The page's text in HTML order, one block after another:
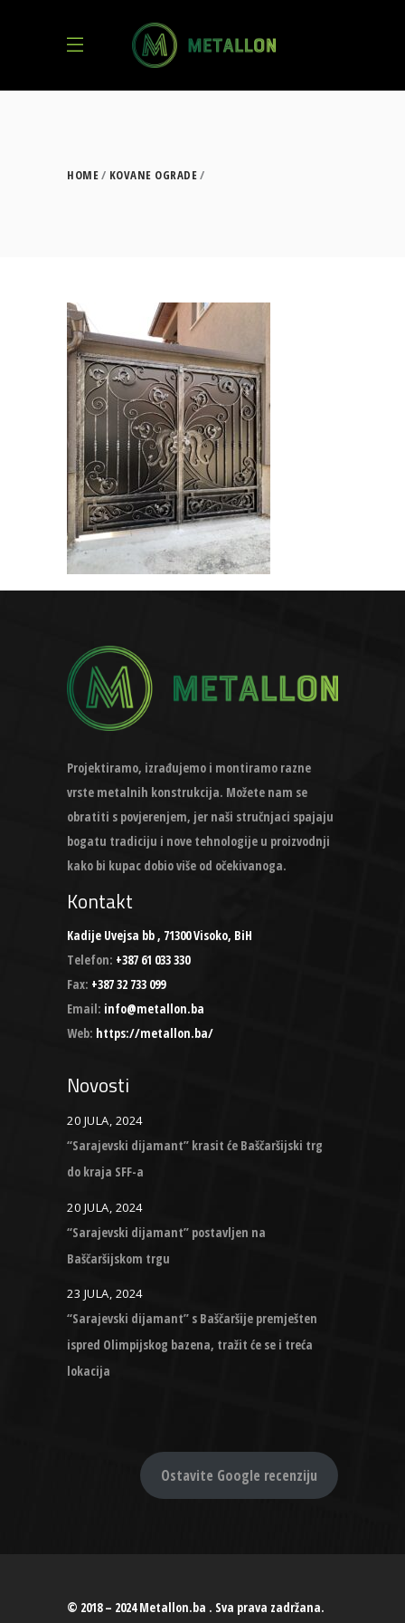
HOME KOVANE OGRADE
Projektiramo, izrađujemo i montiramo razne
vrste metalnih konstrukcija. Možete nam se
obratiti s povjerenjem, jer naši stručnjaci spajaju
bogatu tradiciju i nove tehnologije u proizvodnji
kako bi kupac dobio više od očekivanoga.
Kontakt
Kadije Uvejsa bb , 71300 Visoko, BiH
Telefon: +387 61 033 330
Fax: +387 32 733 099
Email: info@metallon.ba
Web: https://metallon.ba/
Novosti
20 JULA, 2024
“Sarajevski dijamant” krasit će Baščaršijski trg
do kraja SFF-a
20 JULA, 2024
“Sarajevski dijamant” postavljen na
Baščaršijskom trgu
23 JULA, 2024
“Sarajevski dijamant” s Baščaršije premješten
ispred Olimpijskog bazena, tražit će se i treća
lokacija
Ostavite Google recenziju
© 2018 – 2024 Metallon.ba . Sva prava zadržana.